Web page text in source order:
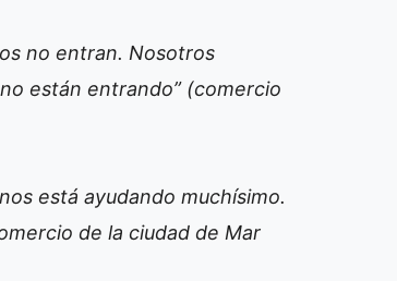
no entran. Nosotros
están entrando” (comercio
está ayudando muchísimo.
de la ciudad de Mar